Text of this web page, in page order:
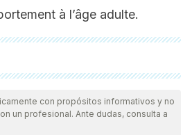
à l’âge adulte.
TOWARDS CLARIFICATION. Infant
29.
con propósitos informativos y no
un profesional. Ante dudas, consulta a